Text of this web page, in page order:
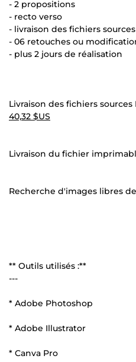
- 2 propositions
- recto verso
- livraison des fichiers sources
- 06 retouches ou
- plus 2 jours de réalisation
Livraison des fichiers
40,32 $US
Livraison du fichier
Recherche d'images libres
** Outils utilisés :**
---
* Adobe Photoshop
* Adobe Illustrator
* Canva Pro